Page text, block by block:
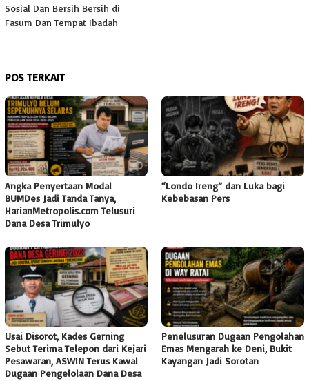
Sosial Dan Bersih Bersih di
Fasum Dan Tempat Ibadah
POS TERKAIT
Angka Penyertaan Modal
BUMDes Jadi Tanda Tanya,
HarianMetropolis.com Telusuri
Dana Desa Trimulyo
“Londo Ireng” dan Luka bagi
Kebebasan Pers
Usai Disorot, Kades Gerning
Sebut Terima Telepon dari Kejari
Pesawaran, ASWIN Terus Kawal
Dugaan Pengelolaan Dana Desa
Penelusuran Dugaan Pengolahan
Emas Mengarah ke Deni, Bukit
Kayangan Jadi Sorotan